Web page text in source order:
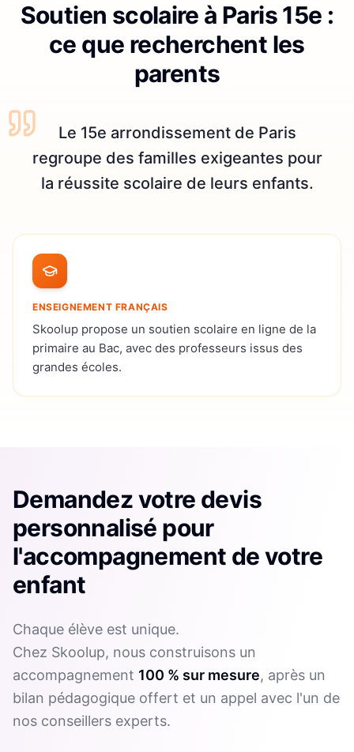
Soutien scolaire à Paris 15e :
ce que recherchent les
parents
Le 15e arrondissement de Paris
regroupe des familles exigeantes pour
la réussite scolaire de leurs enfants.
ENSEIGNEMENT FRANÇAIS
Skoolup propose un soutien scolaire en ligne de la
primaire au Bac, avec des professeurs issus des
grandes écoles.
Demandez votre devis
personnalisé pour
l'accompagnement de votre
enfant
Chaque élève est unique.
Chez Skoolup, nous construisons un
accompagnement 100 % sur mesure, après un
bilan pédagogique offert et un appel avec l'un de
nos conseillers experts.